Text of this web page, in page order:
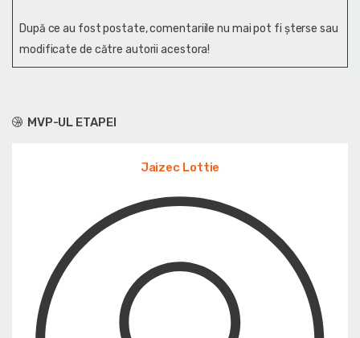
MVP-UL ETAPEI
Jaizec Lottie
După ce au fost postate, comentariile nu mai pot fi șterse sau
modificate de către autorii acestora!